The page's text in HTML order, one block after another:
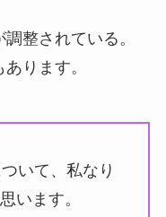
整されている。
ります。
いて、私なり
います。